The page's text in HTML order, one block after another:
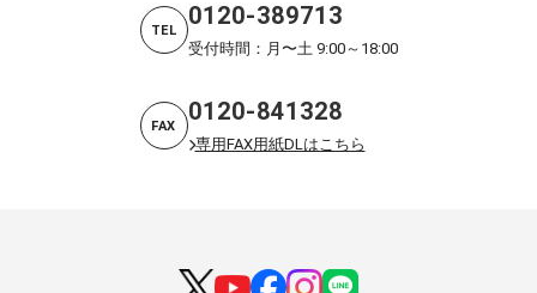
TEL 0120-389713
受付時間：月〜土 9:00～18:00
FAX 0120-841328
専用FAX用紙DLはこちら